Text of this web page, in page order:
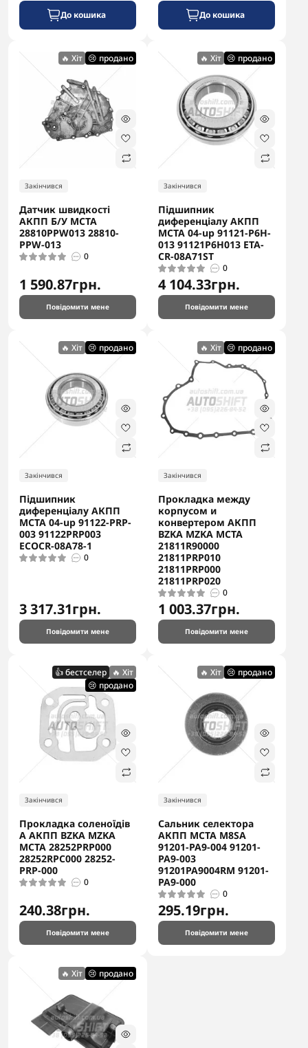
До кошика До кошика
🔥 Хіт 😢 продано
Закінчився
Датчик швидкості
АКПП Б/У MCTA
28810PPW013 28810-
PPW-013
0
1 590.87грн.
Повідомити мене
🔥 Хіт 😢 продано
Закінчився
Підшипник
диференціалу АКПП
MCTA 04-up 91121-P6H-
013 91121P6H013 ETA-
CR-08A71ST
0
4 104.33грн.
Повідомити мене
🔥 Хіт 😢 продано
Закінчився
Підшипник
диференціалу АКПП
MCTA 04-up 91122-PRP-
003 91122PRP003
ECOCR-08A78-1
0
3 317.31грн.
Повідомити мене
🔥 Хіт 😢 продано
Закінчився
Прокладка между
корпусом и
конвертером АКПП
BZKA MZKA MCTA
21811R90000
21811PRP010
21811PRP000
21811PRP020
0
1 003.37грн.
Повідомити мене
👍 бестселер 🔥 Хіт
😢 продано
Закінчився
Прокладка соленоїдів
A АКПП BZKA MZKA
MCTA 28252PRP000
28252RPC000 28252-
PRP-000
0
240.38грн.
Повідомити мене
🔥 Хіт 😢 продано
Закінчився
Сальник селектора
АКПП MCTA M8SA
91201-PA9-004 91201-
PA9-003
91201PA9004RM 91201-
PA9-000
0
295.19грн.
Повідомити мене
🔥 Хіт 😢 продано